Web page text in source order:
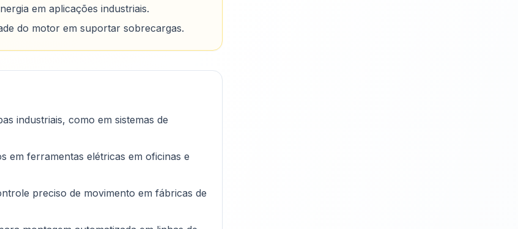
em aplicações industriais.
do motor em suportar sobrecargas.
industriais, como em sistemas de
em ferramentas elétricas em oficinas e
preciso de movimento em fábricas de